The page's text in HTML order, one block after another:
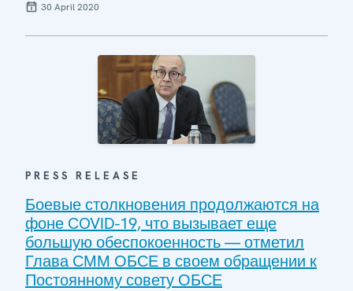
30 April 2020
PRESS RELEASE
Боевые столкновения продолжаются на
фоне COVID-19, что вызывает еще
большую обеспокоенность — отметил
Глава СММ ОБСЕ в своем обращении к
Постоянному совету ОБСЕ